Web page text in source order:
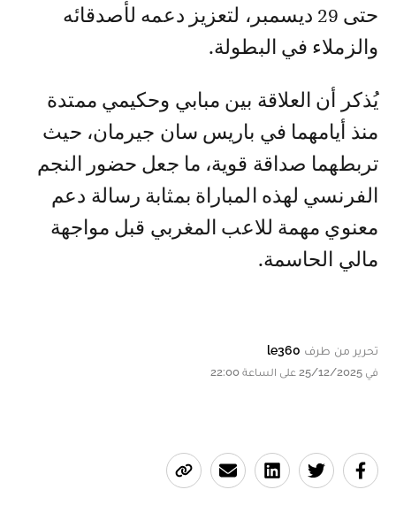
حتى 29 ديسمبر، لتعزيز دعمه لأصدقائه
والزملاء في البطولة.
يُذكر أن العلاقة بين مبابي وحكيمي ممتدة
منذ أيامهما في باريس سان جيرمان، حيث
تربطهما صداقة قوية، ما جعل حضور النجم
الفرنسي لهذه المباراة بمثابة رسالة دعم
معنوي مهمة للاعب المغربي قبل مواجهة
مالي الحاسمة.
تحرير من طرف le360
في 25/12/2025 على الساعة 22:00